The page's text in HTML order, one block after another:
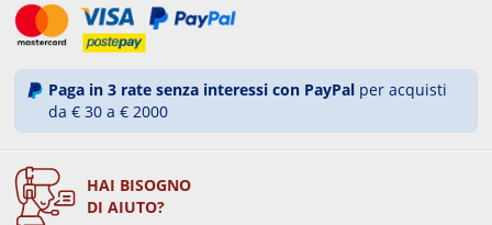
Paga in 3 rate senza interessi con PayPal per acquisti
da € 30 a € 2000
HAI BISOGNO
DI AIUTO?